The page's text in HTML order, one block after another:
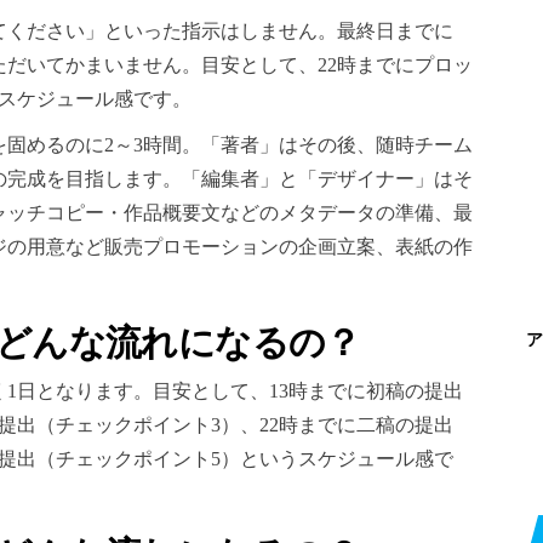
ださい」といった指示はしません。最終日までに
いてかまいません。目安として、22時までにプロッ
ケジュール感です。
めるのに2～3時間。「著者」はその後、随時チーム
成を目指します。「編集者」と「デザイナー」はそ
チコピー・作品概要文などのメタデータの準備、最
用意など販売プロモーションの企画立案、表紙の作
んな流れになるの？
日となります。目安として、13時までに初稿の提出
出（チェックポイント3）、22時までに二稿の提出
出（チェックポイント5）というスケジュール感で